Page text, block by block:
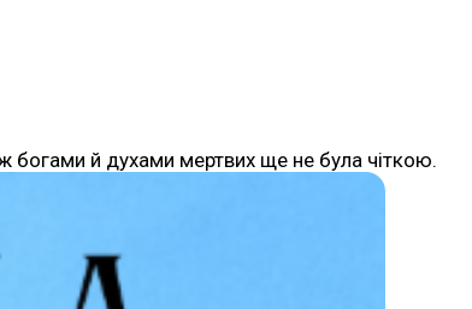
богами й духами мертвих ще не була чіткою.